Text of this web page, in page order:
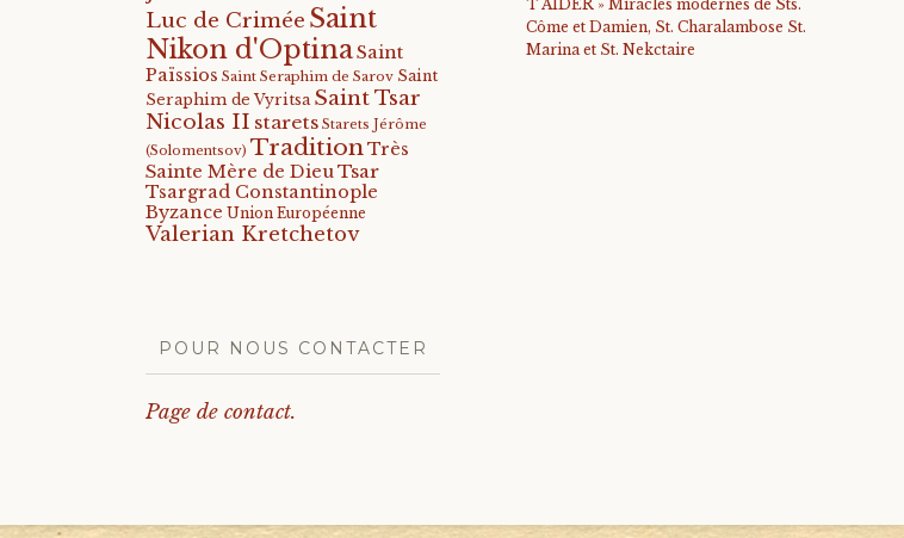
Luc de Crimée Saint
Nikon d'OptinaSaint
Païssios Saint Seraphim de Sarov Saint
Seraphim de Vyritsa Saint Tsar
Nicolas II starets Starets Jérôme
(Solomentsov) TraditionTrès
Sainte Mère de DieuTsar
Tsargrad Constantinople
Byzance Union Européenne
Valerian Kretchetov
POUR NOUS CONTACTER
Page de contact.
T'AIDER » Miracles modernes de Sts.
Côme et Damien, St. Charalambose St.
Marina et St. Nekctaire